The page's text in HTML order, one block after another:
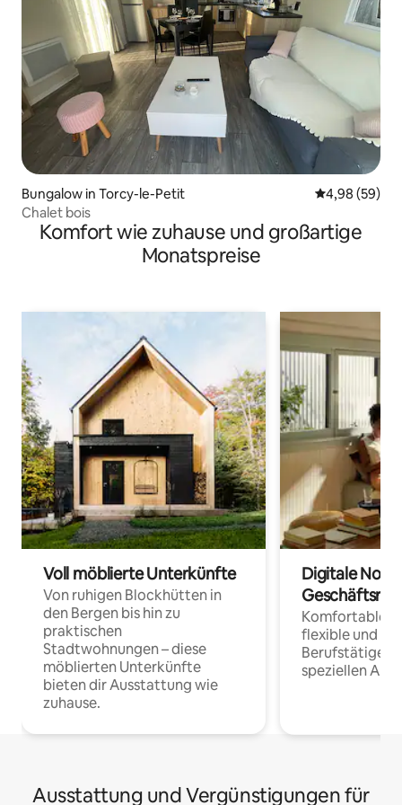
Bungalow in Torcy-le-Petit
4,98 (59)
Chalet bois
Komfort wie zuhause und großartige
Monatspreise
Voll möblierte Unterkünfte
Von ruhigen Blockhütten in
den Bergen bis hin zu
praktischen
Stadtwohnungen – diese
möblierten Unterkünfte
bieten dir Ausstattung wie
zuhause.
Digitale
Komfortable
flexible und
Berufstätige
speziellen
Ausstattung und Vergünstigungen für